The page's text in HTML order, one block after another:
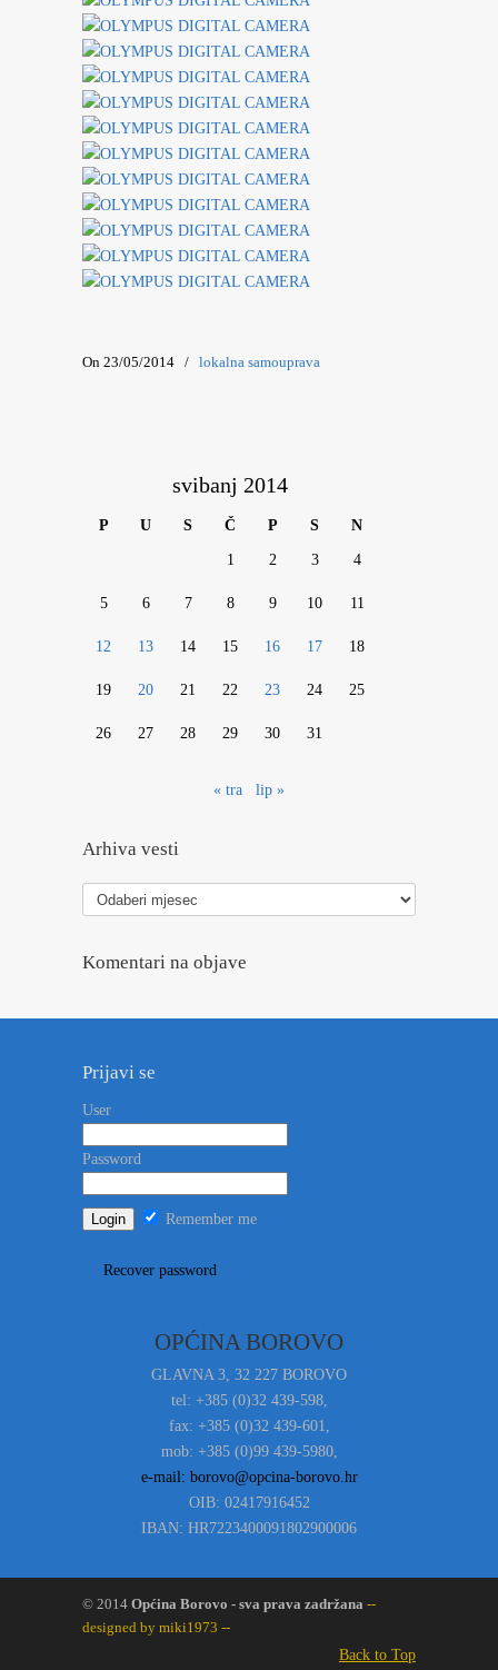
On 23/05/2014 / lokalna samouprava
svibanj 2014
P U S Č P S N
1 2 3 4
5 6 7 8 9 10 11
12 13 14 15 16 17 18
19 20 21 22 23 24 25
26 27 28 29 30 31
« tra lip »
Arhiva vesti
Arhiva
vesti
Komentari na objave
Prijavi se
User
Password
Remember me
Recover password
OPĆINA BOROVO
GLAVNA 3, 32 227 BOROVO
tel: +385 (0)32 439-598,
fax: +385 (0)32 439-601,
mob: +385 (0)99 439-5980,
e-mail: borovo@opcina-borovo.hr
OIB: 02417916452
IBAN: HR7223400091802900006
© 2014 Općina Borovo - sva prava zadržana --
designed by miki1973 --
Back to Top